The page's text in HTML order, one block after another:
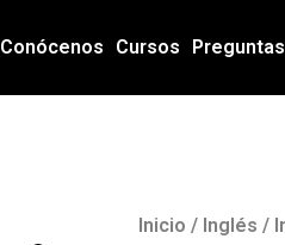
Conócenos Cursos
Inicio / Inglés /